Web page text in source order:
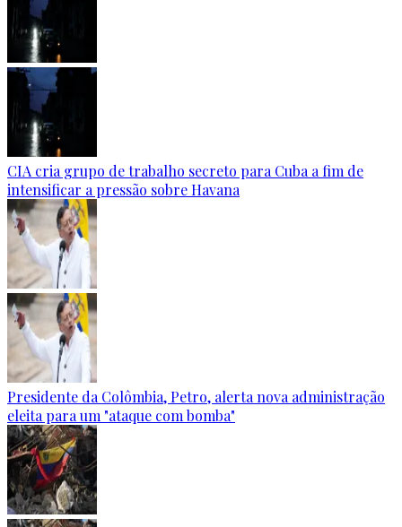
CIA cria grupo de trabalho secreto para Cuba a fim de
intensificar a pressão sobre Havana
Presidente da Colômbia, Petro, alerta nova administração
eleita para um "ataque com bomba"